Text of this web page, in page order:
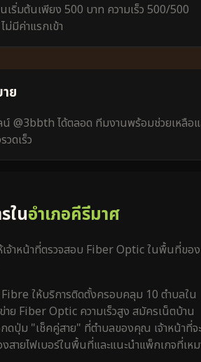
เริ่มต้นเพียง 500 บาท ความเร็ว 500/500
มีค่าแรกเข้า
ย
@3bbth ได้ตลอด ทีมงานพร้อมช่วยเหลือแ
ดเร็ว
ในอำเภอคีรีมาศ
จ้าหน้าที่ตรวจสอบ Fiber Optic ในพื้นที่ของ
ให้บริการติดตั้งครอบคลุม 10 ตำบลใน
าย Fiber Optic ความเร็วสูง สมัครเน็ตบ้าน
ดปุ่ม "เช็คคู่สาย" ที่ตำบลของคุณ เจ้าหน้าที่จะ
สายไฟเบอร์ในพื้นที่และแนะนำแพ็กเกจที่เหม